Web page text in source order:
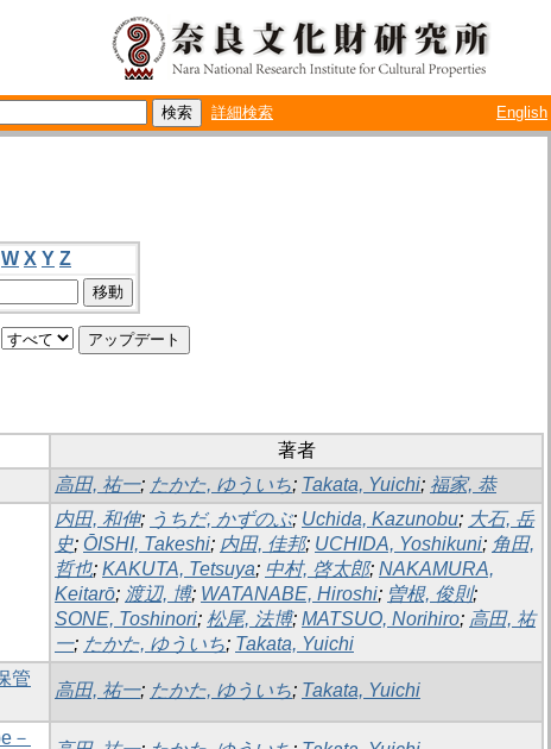
詳細検索 English
W X Y Z
著者
高田, 祐一; たかた, ゆういち; Takata, Yuichi; 福家, 恭
内田, 和伸; うちだ, かずのぶ; Uchida, Kazunobu; 大石, 岳
史; ŌISHI, Takeshi; 内田, 佳邦; UCHIDA, Yoshikuni; 角田,
哲也; KAKUTA, Tetsuya; 中村, 啓太郎; NAKAMURA,
Keitarō; 渡辺, 博; WATANABE, Hiroshi; 曽根, 俊則;
SONE, Toshinori; 松尾, 法博; MATSUO, Norihiro; 高田, 祐
一; たかた, ゆういち; Takata, Yuichi
管
高田, 祐一; たかた, ゆういち; Takata, Yuichi
－